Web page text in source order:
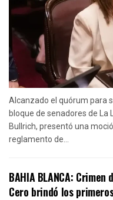
Alcanzado el quórum para
bloque de senadores de La
Bullrich, presentó una
reglamento de...
BAHIA BLANCA:
Cero brindó los